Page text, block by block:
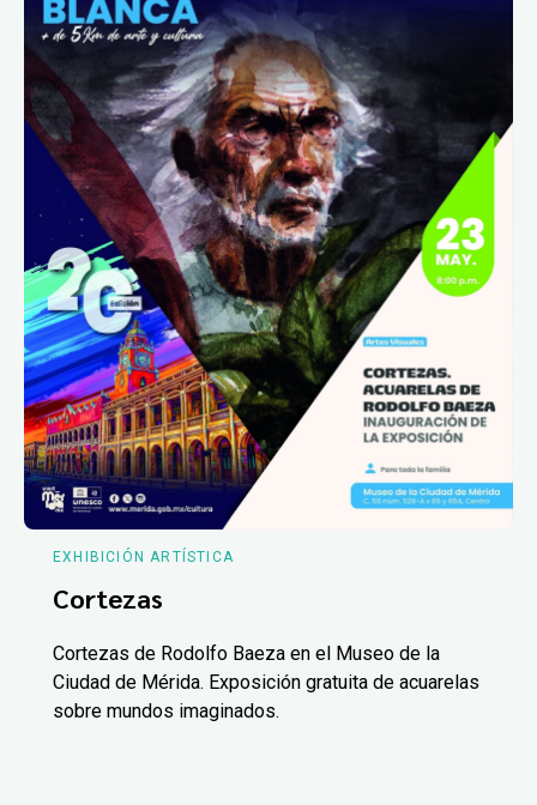
EXHIBICIÓN ARTÍSTICA
Cortezas
Cortezas de Rodolfo Baeza en el Museo de la
Ciudad de Mérida. Exposición gratuita de acuarelas
sobre mundos imaginados.